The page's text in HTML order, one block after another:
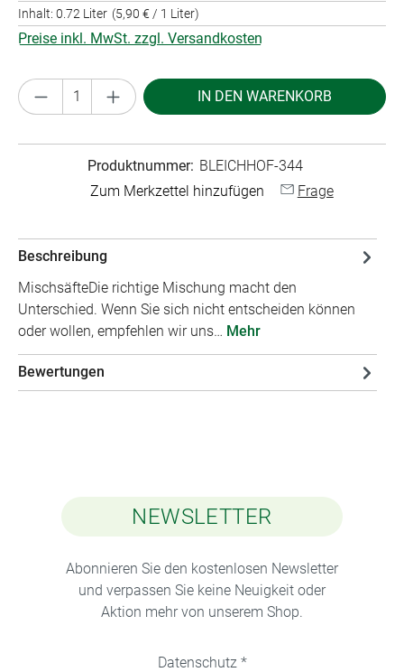
Inhalt: 0.72 Liter (5,90 € / 1 Liter)
Preise inkl. MwSt. zzgl. Versandkosten
Produkt Anzahl: Gib den gewünschten Wert
IN DEN WARENKORB
Produktnummer: BLEICHHOF-344
Zum Merkzettel hinzufügen
Frage
Beschreibung
MischsäfteDie richtige Mischung macht den
Unterschied. Wenn Sie sich nicht entscheiden können
oder wollen, empfehlen wir uns… Mehr
Bewertungen
NEWSLETTER
Abonnieren Sie den kostenlosen Newsletter
und verpassen Sie keine Neuigkeit oder
Aktion mehr von unserem Shop.
Datenschutz *